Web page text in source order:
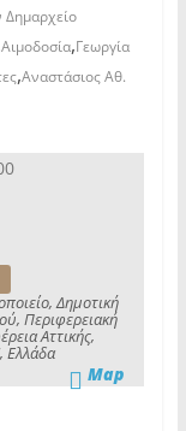
Αιμοδοσία,Γεωργία
,Αναστάσιος Αθ.
Δημοτική
Περιφερειακή
Αττικής,
Ελλάδα
Map